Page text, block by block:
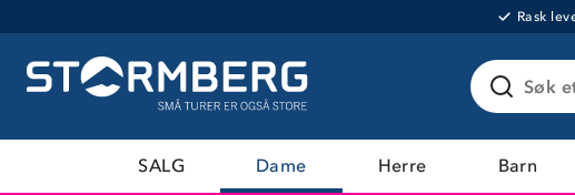
Rask
Søk
SALG Dame Herre Barn